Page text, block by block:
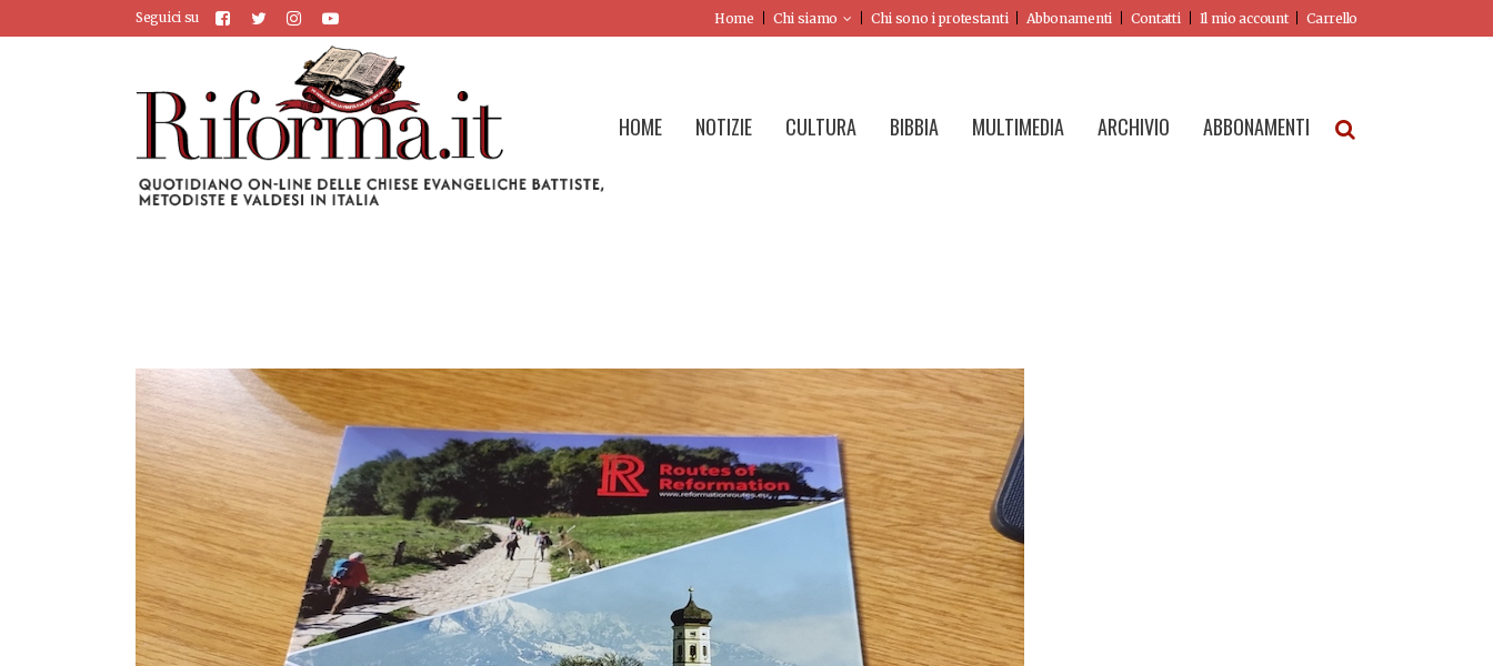
Seguici su Home Chi siamo Chi sono i protestanti Abbonamenti Contatti Il mio account Carrello
HOME NOTIZIE CULTURA BIBBIA MULTIMEDIA ARCHIVIO ABBONAMENTI